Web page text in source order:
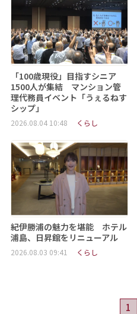
「100歳現役」目指すシニア
1500人が集結 マンション管
理代務員イベント「うぇるねす
シップ」
2026.08.04 10:48 くらし
紀伊勝浦の魅力を堪能 ホテル
浦島、日昇館をリニューアル
2026.08.03 09:41 くらし
1